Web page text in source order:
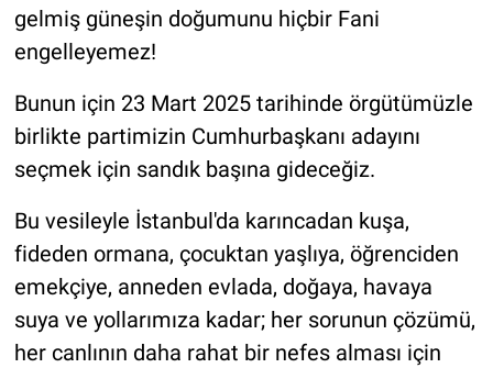
gelmiş güneşin doğumunu hiçbir Fani
engelleyemez!
Bunun için 23 Mart 2025 tarihinde örgütümüzle
birlikte partimizin Cumhurbaşkanı adayını
seçmek için sandık başına gideceğiz.
Bu vesileyle İstanbul'da karıncadan kuşa,
fideden ormana, çocuktan yaşlıya, öğrenciden
emekçiye, anneden evlada, doğaya, havaya
suya ve yollarımıza kadar; her sorunun çözümü,
her canlının daha rahat bir nefes alması için